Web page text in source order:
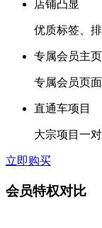
店铺凸显
优质标签、
专属会员主页
专属会员页
直通车项目
大宗项目一
立即购买
会员特权对比